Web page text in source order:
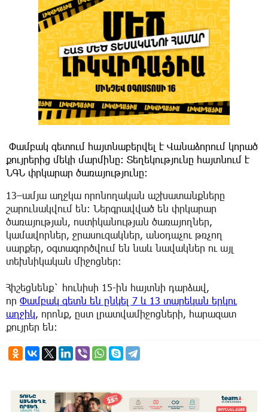
Փամբակ գետում հայտնաբերվել է Վանաձորում կորած
քույրերից մեկի մարմինը։ Տեղեկությունը հայտնում է
ՆԳՆ փրկարար ծառայությունը։
13–ամյա աղջկա որոնողական աշխատանքները
շարունակվում են։ Ներգրավված են փրկարար
ծառայության, ոստիկանության ծառայողներ,
կամավորներ, ջրասուզակներ, անօդաչու թռչող
սարքեր, օգտագործվում են նաև նավակներ ու այլ
տեխնիկական միջոցներ։
Հիշեցնենք` հունիսի 15-ին հայտնի դարձավ,
որ Փամբակ գետն են ընկել 7 և 13 տարեկան երկու
աղջիկ, որոնք, ըստ լրատվամիջոցների, հարազատ
քույրեր են։